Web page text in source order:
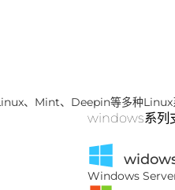
、Mint、Deepin等多种Linux
windows系列
Windows